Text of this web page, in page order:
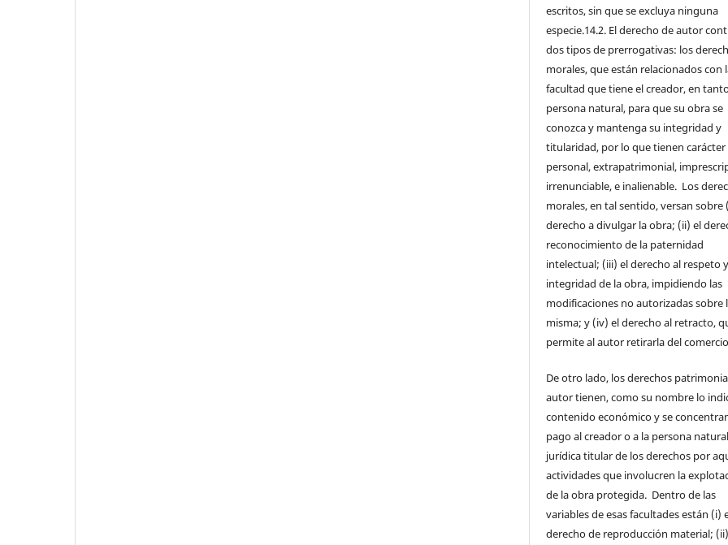
escritos, sin que se excluya ninguna
especie.14.2. El derecho de autor
dos tipos de prerrogativas: los
morales, que están relacionados con
facultad que tiene el creador, en
persona natural, para que su obra se
conozca y mantenga su integridad y
titularidad, por lo que tienen carácter
personal, extrapatrimonial,
irrenunciable, e inalienable. Los
morales, en tal sentido, versan sobre
derecho a divulgar la obra; (ii) el
reconocimiento de la paternidad
intelectual; (iii) el derecho al respeto
integridad de la obra, impidiendo las
modificaciones no autorizadas sobre
misma; y (iv) el derecho al retracto,
permite al autor retirarla del
De otro lado, los derechos
autor tienen, como su nombre lo
contenido económico y se
pago al creador o a la persona
jurídica titular de los derechos por
actividades que involucren la
de la obra protegida. Dentro de las
variables de esas facultades están (i)
derecho de reproducción material;